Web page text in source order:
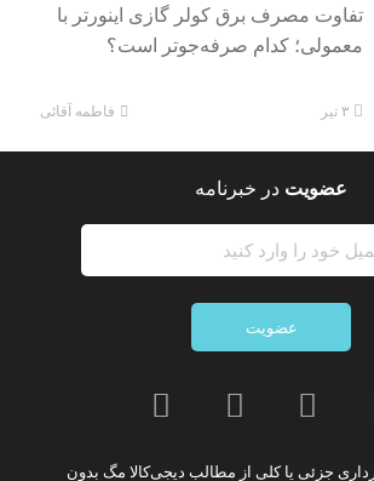
تفاوت مصرف برق کولر گازی اینورتر با
معمولی؛ کدام صرفه‌جوتر است؟
۳ تیر فاطمه آقائی
عضویت در خبرنامه
عضویت
جزئی یا کلی از مطالب دیجی‌کالا مگ بدون